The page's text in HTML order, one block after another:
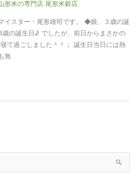
形米の専門店 尾形米穀店
スター・尾形雄司です。 ◆娘、３歳の誕
の誕生日♪ でしたが、前日からまさかの
て過ごしました＾＾； 誕生日当日には熱
無